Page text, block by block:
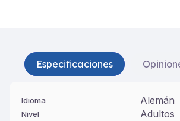
Especificaciones
Idioma Alemán
Nivel Adultos